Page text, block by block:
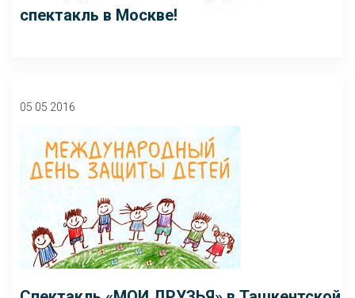
спектакль в Москве!
05 05 2016